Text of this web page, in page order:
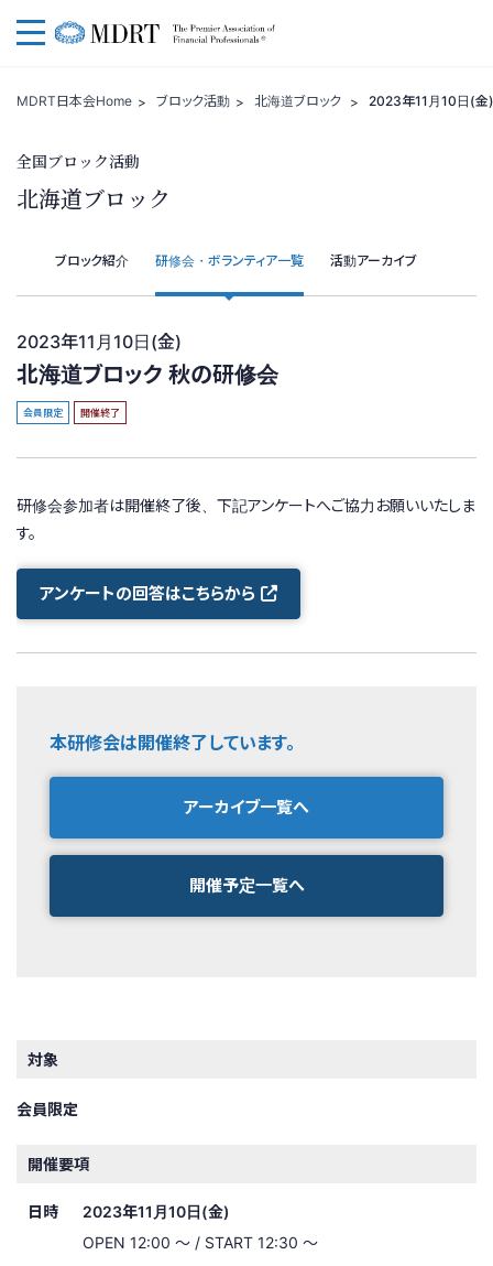
MDRT日本会Home ブロック活動 北海道ブロック 2023年11月10日(金
全国ブロック活動
北海道ブロック
ブロック紹介 研修会・ボランティア一覧 活動アーカイブ
2023年11月10日(金)
北海道ブロック 秋の研修会
会員限定 開催終了
研修会参加者は開催終了後、下記アンケートへご協力お願いいたしま
す。
アンケートの回答はこちらから
本研修会は開催終了しています。
アーカイブ一覧へ
開催予定一覧へ
対象
会員限定
開催要項
日時
2023年11月10日(金)
OPEN 12:00 ～ / START 12:30 ～